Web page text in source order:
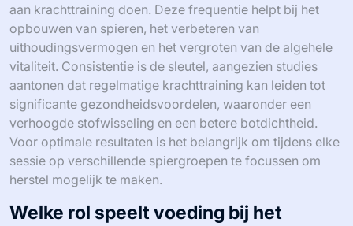
aan krachttraining doen. Deze frequentie helpt bij het
opbouwen van spieren, het verbeteren van
uithoudingsvermogen en het vergroten van de algehele
vitaliteit. Consistentie is de sleutel, aangezien studies
aantonen dat regelmatige krachttraining kan leiden tot
significante gezondheidsvoordelen, waaronder een
verhoogde stofwisseling en een betere botdichtheid.
Voor optimale resultaten is het belangrijk om tijdens elke
sessie op verschillende spiergroepen te focussen om
herstel mogelijk te maken.
Welke rol speelt voeding bij het